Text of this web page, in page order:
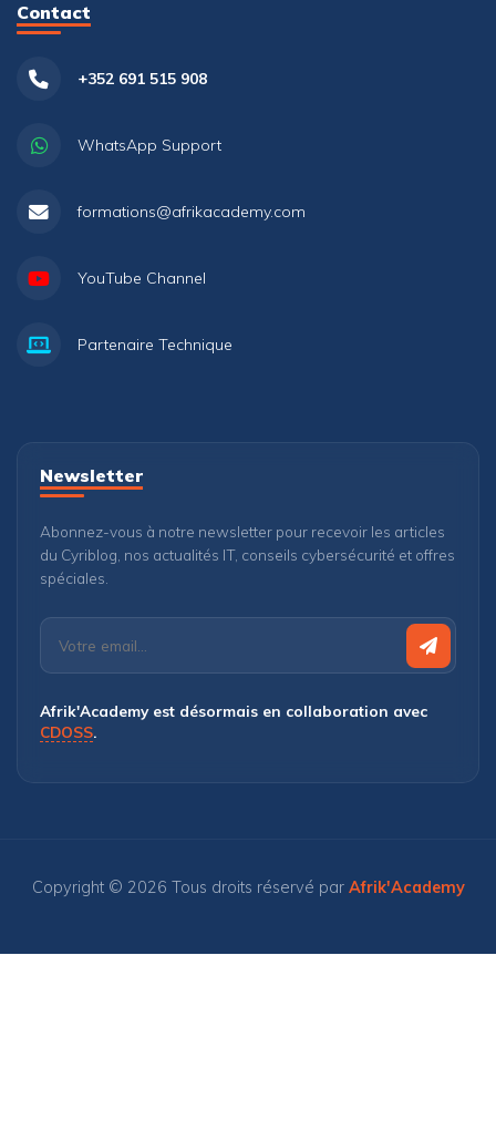
Contact
+352 691 515 908
WhatsApp Support
formations@afrikacademy.com
YouTube Channel
Partenaire Technique
Newsletter
Abonnez-vous à notre newsletter pour recevoir les articles
du Cyriblog, nos actualités IT, conseils cybersécurité et offres
spéciales.
Afrik'Academy est désormais en collaboration avec
CDOSS.
Copyright © 2026 Tous droits réservé par Afrik'Academy